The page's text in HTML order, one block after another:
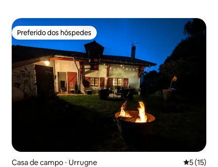
Preferido dos hóspedes
Preferido dos hóspedes
Casa de campo ⋅ Urrugne 5 de uma
5 (15)